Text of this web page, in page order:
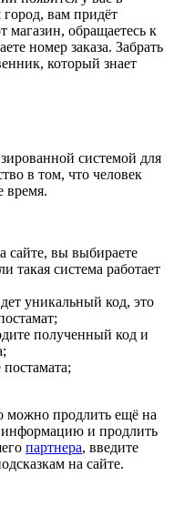
город, вам придёт
магазин, обращаетесь к
номер заказа. Забрать
который знает
системой для
в том, что человек
время.
сайте, вы выбираете
такая система работает
уникальный код, это
полученный код и
постамата;
можно продлить ещё на
и продлить
партнера, введите
на сайте.